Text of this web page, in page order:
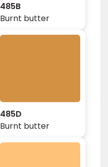
485B
Burnt butter
485D
Burnt butter